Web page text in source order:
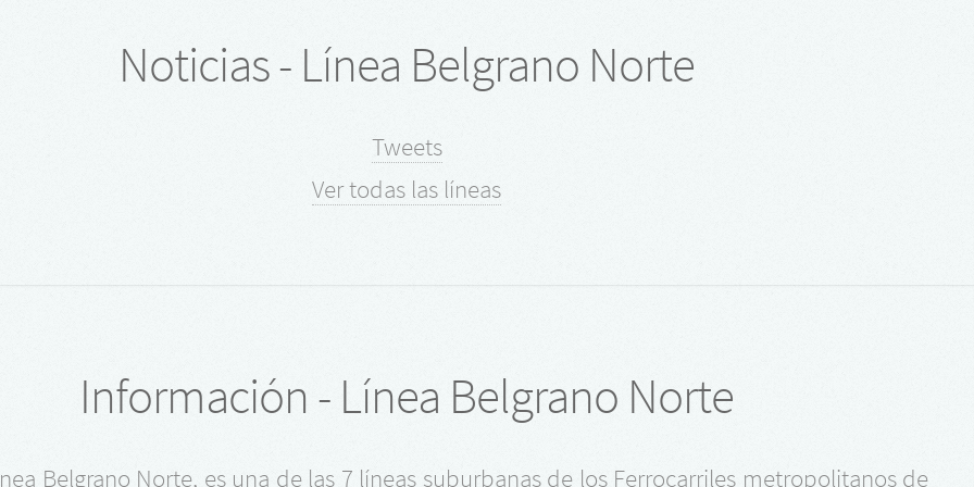
Noticias - Línea Belgrano Norte
Tweets
Ver todas las líneas
Información - Línea Belgrano Norte
Belgrano Norte, es una de las 7 líneas suburbanas de los Ferrocarriles metropolitanos de